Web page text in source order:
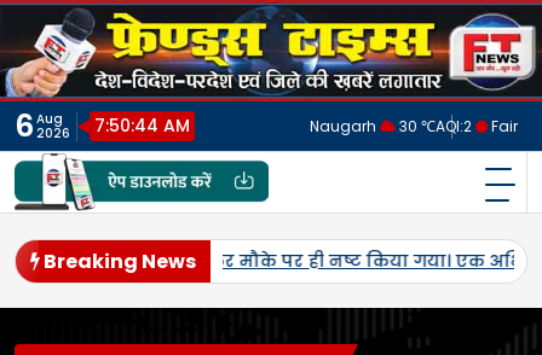
Skip
content
6 Aug
2026
7:50:47 AM Naugarh 30 ℃AQI:2 Fair
फ्रेंड्स टाइम्स
Breaking News
मिश्र की जयंती पर सपा नेताओं ने किया नमन, मंदिर व कब्रिस्तान में